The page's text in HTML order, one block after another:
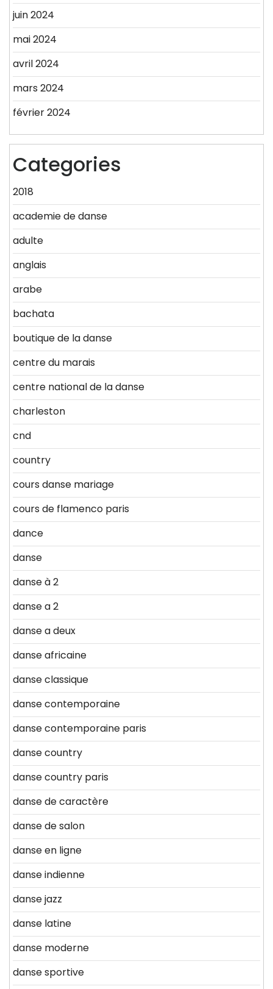
juin 2024
mai 2024
avril 2024
mars 2024
février 2024
Categories
2018
academie de danse
adulte
anglais
arabe
bachata
boutique de la danse
centre du marais
centre national de la danse
charleston
cnd
country
cours danse mariage
cours de flamenco paris
dance
danse
danse à 2
danse a 2
danse a deux
danse africaine
danse classique
danse contemporaine
danse contemporaine paris
danse country
danse country paris
danse de caractère
danse de salon
danse en ligne
danse indienne
danse jazz
danse latine
danse moderne
danse sportive